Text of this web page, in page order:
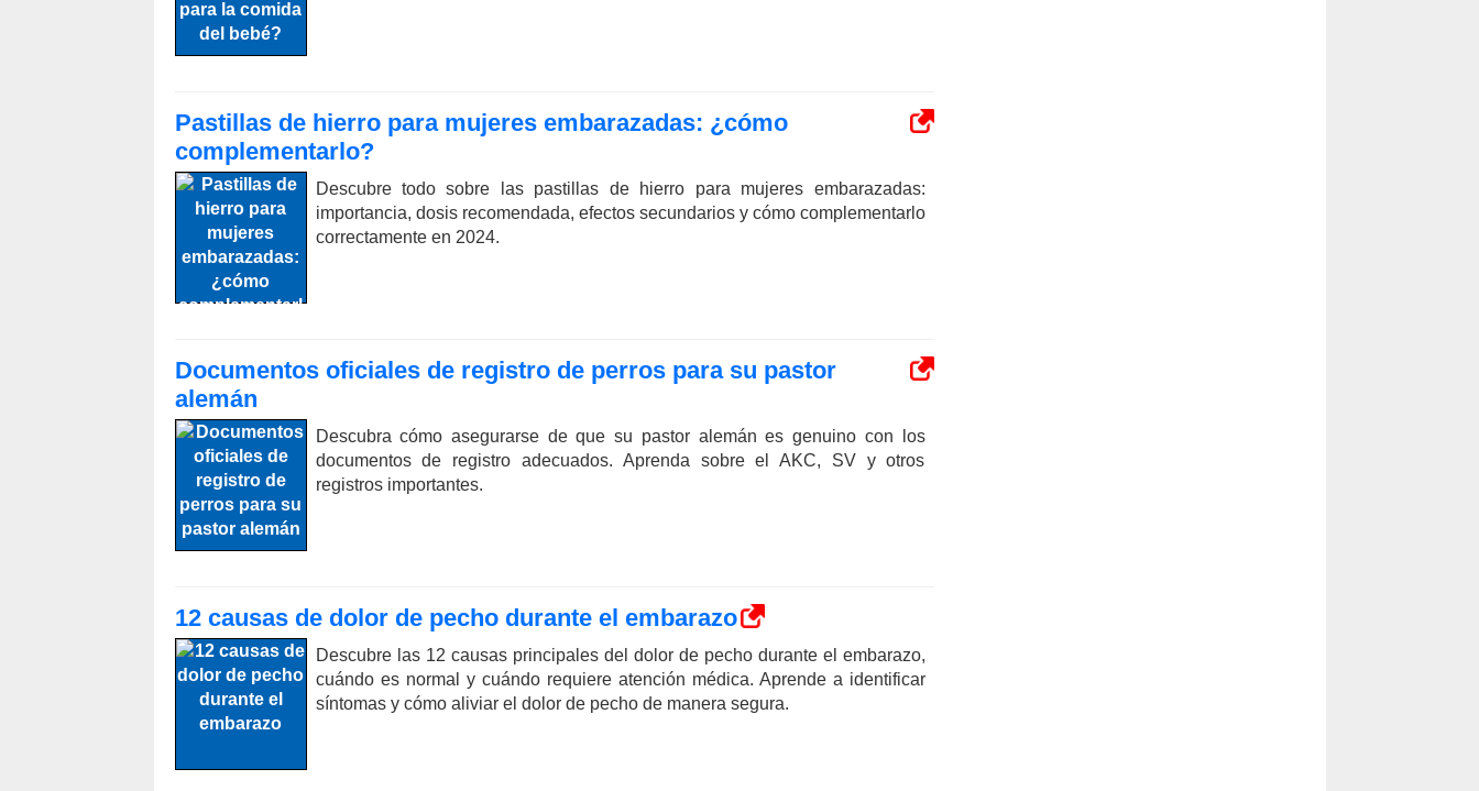
Pastillas de hierro para mujeres embarazadas: ¿cómo
complementarlo?
Descubre todo sobre las pastillas de hierro para mujeres embarazadas:
importancia, dosis recomendada, efectos secundarios y cómo complementarlo
correctamente en 2024.
Documentos oficiales de registro de perros para su pastor
alemán
Descubra cómo asegurarse de que su pastor alemán es genuino con los
documentos de registro adecuados. Aprenda sobre el AKC, SV y otros
registros importantes.
12 causas de dolor de pecho durante el embarazo
Descubre las 12 causas principales del dolor de pecho durante el embarazo,
cuándo es normal y cuándo requiere atención médica. Aprende a identificar
síntomas y cómo aliviar el dolor de pecho de manera segura.